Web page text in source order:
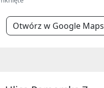
Otwórz w Google Maps